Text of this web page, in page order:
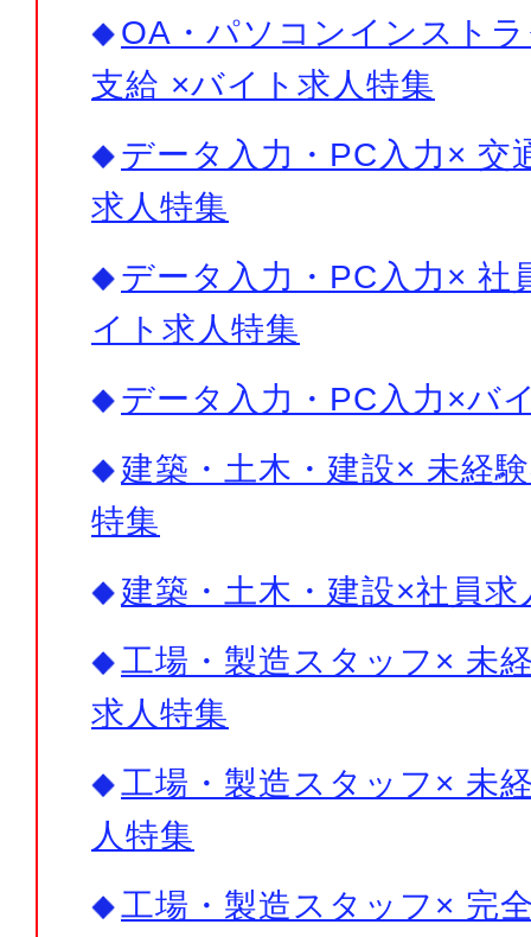
OA・パソコンインスト
支給 ×バイト求人特集
データ入力・PC入力× 交
求人特集
データ入力・PC入力× 社
イト求人特集
データ入力・PC入力×バ
建築・土木・建設× 未経
特集
建築・土木・建設×社員求
工場・製造スタッフ× 未
求人特集
工場・製造スタッフ× 未
人特集
工場・製造スタッフ× 完